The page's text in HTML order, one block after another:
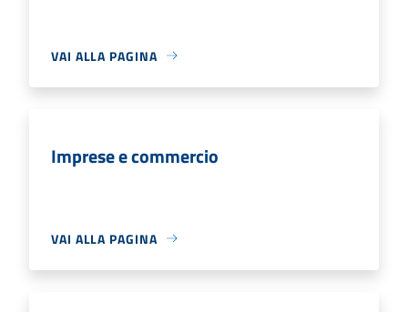
VAI ALLA PAGINA
Imprese e commercio
VAI ALLA PAGINA